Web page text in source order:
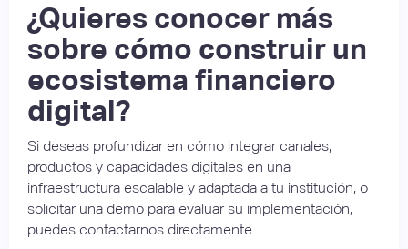
¿Quieres conocer más
sobre cómo construir un
ecosistema financiero
digital?
Si deseas profundizar en cómo integrar canales,
productos y capacidades digitales en una
infraestructura escalable y adaptada a tu institución, o
solicitar una demo para evaluar su implementación,
puedes contactarnos directamente.